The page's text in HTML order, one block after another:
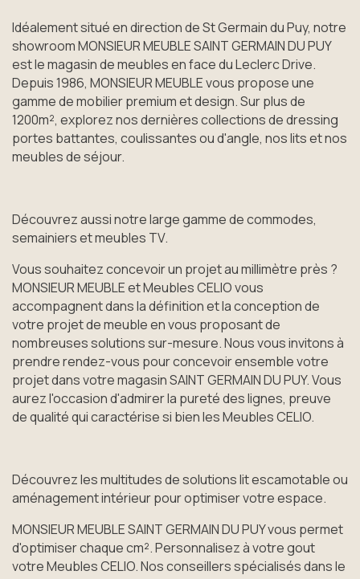
Idéalement situé en direction de St Germain du Puy, notre
showroom MONSIEUR MEUBLE SAINT GERMAIN DU PUY
est le magasin de meubles en face du Leclerc Drive.
Depuis 1986, MONSIEUR MEUBLE vous propose une
gamme de mobilier premium et design. Sur plus de
1200m², explorez nos dernières collections de dressing
portes battantes, coulissantes ou d'angle, nos lits et nos
meubles de séjour.
Découvrez aussi notre large gamme de commodes,
semainiers et meubles TV.
Vous souhaitez concevoir un projet au millimètre près ?
MONSIEUR MEUBLE et Meubles CELIO vous
accompagnent dans la définition et la conception de
votre projet de meuble en vous proposant de
nombreuses solutions sur-mesure. Nous vous invitons à
prendre rendez-vous pour concevoir ensemble votre
projet dans votre magasin SAINT GERMAIN DU PUY. Vous
aurez l'occasion d'admirer la pureté des lignes, preuve
de qualité qui caractérise si bien les Meubles CELIO.
Découvrez les multitudes de solutions lit escamotable ou
aménagement intérieur pour optimiser votre espace.
MONSIEUR MEUBLE SAINT GERMAIN DU PUY vous permet
d'optimiser chaque cm². Personnalisez à votre gout
votre Meubles CELIO. Nos conseillers spécialisés dans le